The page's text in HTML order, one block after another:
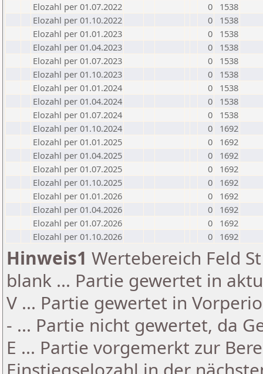
Elozahl per 01.07.2022
0
1538
Elozahl per 01.10.2022
0
1538
Elozahl per 01.01.2023
0
1538
Elozahl per 01.04.2023
0
1538
Elozahl per 01.07.2023
0
1538
Elozahl per 01.10.2023
0
1538
Elozahl per 01.01.2024
0
1538
Elozahl per 01.04.2024
0
1538
Elozahl per 01.07.2024
0
1538
Elozahl per 01.10.2024
0
1692
Elozahl per 01.01.2025
0
1692
Elozahl per 01.04.2025
0
1692
Elozahl per 01.07.2025
0
1692
Elozahl per 01.10.2025
0
1692
Elozahl per 01.01.2026
0
1692
Elozahl per 01.04.2026
0
1692
Elozahl per 01.07.2026
0
1692
Elozahl per 01.10.2026
0 1692
Hinweis1 Wertebereich Feld
blank ... Partie gewertet in
V ... Partie gewertet in
- ... Partie nicht gewertet, da
E ... Partie vorgemerkt zur